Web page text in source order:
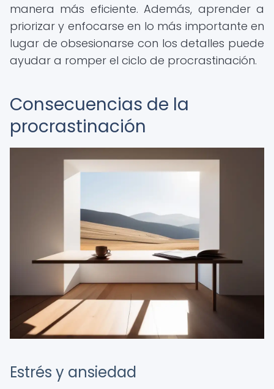
manera más eficiente. Además, aprender a
priorizar y enfocarse en lo más importante en
lugar de obsesionarse con los detalles puede
ayudar a romper el ciclo de procrastinación.
Consecuencias de la
procrastinación
Estrés y ansiedad